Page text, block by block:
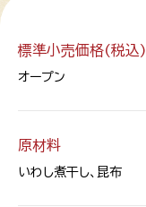
標準小売価格(税込)
オープン
原材料
いわし煮干し、昆布